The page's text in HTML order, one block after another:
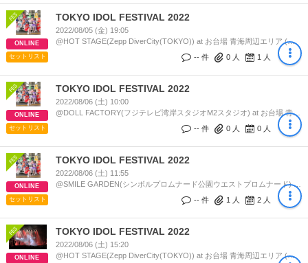
ONLINE
セットリスト
TOKYO IDOL FESTIVAL 2022
2022/08/05 (金) 19:05
@HOT STAGE(Zepp DiverCity(TOKYO)) at お台場 青海周辺エリア (東
-- 件 0 人 1 人
ONLINE
セットリスト
TOKYO IDOL FESTIVAL 2022
2022/08/06 (土) 10:00
@DOLL FACTORY(フジテレビ湾岸スタジオM2スタジオ) at お台場 青海
-- 件 0 人 0 人
ONLINE
セットリスト
TOKYO IDOL FESTIVAL 2022
2022/08/06 (土) 11:55
@SMILE GARDEN(シンボルプロムナード公園ウエストプロムナード) at
-- 件 1 人 2 人
ONLINE
TOKYO IDOL FESTIVAL 2022
2022/08/06 (土) 15:20
@HOT STAGE(Zepp DiverCity(TOKYO)) at お台場 青海周辺エリア (東